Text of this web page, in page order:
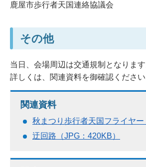
鹿屋市歩行者天国連絡協議会
その他
当日、会場周辺は交通規制となります
詳しくは、関連資料を御確認ください
関連資料
秋まつり歩行者天国フライヤー
迂回路（JPG：420KB）